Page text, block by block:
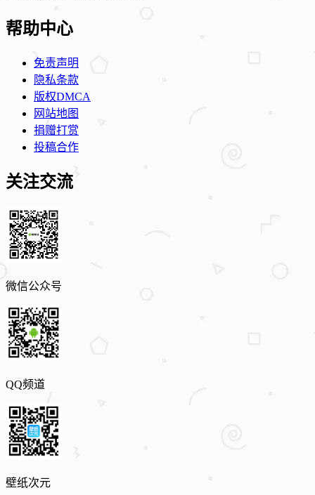
帮助中心
免责声明
隐私条款
版权DMCA
网站地图
捐赠打赏
投稿合作
关注交流
微信公众号
QQ频道
壁纸次元